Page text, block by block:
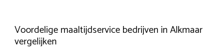
Voordelige maaltijdservice bedrijven in Alkmaar
vergelijken